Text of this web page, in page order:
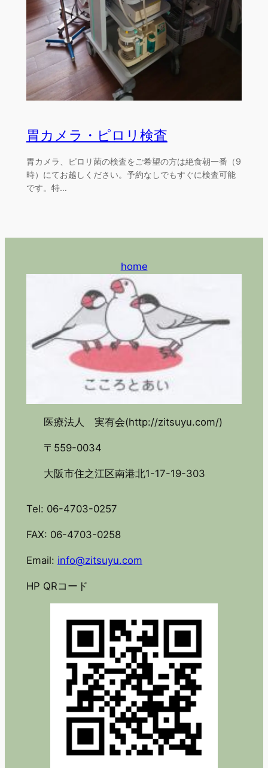
胃カメラ・ピロリ検査
胃カメラ、ピロリ菌の検査をご希望の方は絶食朝一番（9
時）にてお越しください。予約なしでもすぐに検査可能
です。特…
home
医療法人 実有会(http://zitsuyu.com/)
〒559-0034
大阪市住之江区南港北1-17-19-303
Tel: 06-4703-0257
FAX: 06-4703-0258
Email: info@zitsuyu.com
HP QRコード